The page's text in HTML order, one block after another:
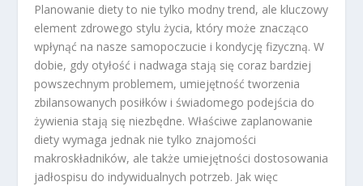
Planowanie diety to nie tylko modny trend, ale kluczowy
element zdrowego stylu życia, który może znacząco
wpłynąć na nasze samopoczucie i kondycję fizyczną. W
dobie, gdy otyłość i nadwaga stają się coraz bardziej
powszechnym problemem, umiejętność tworzenia
zbilansowanych posiłków i świadomego podejścia do
żywienia stają się niezbędne. Właściwe zaplanowanie
diety wymaga jednak nie tylko znajomości
makroskładników, ale także umiejętności dostosowania
jadłospisu do indywidualnych potrzeb. Jak więc